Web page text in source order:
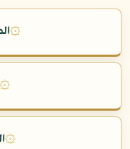
۞
۞
۞